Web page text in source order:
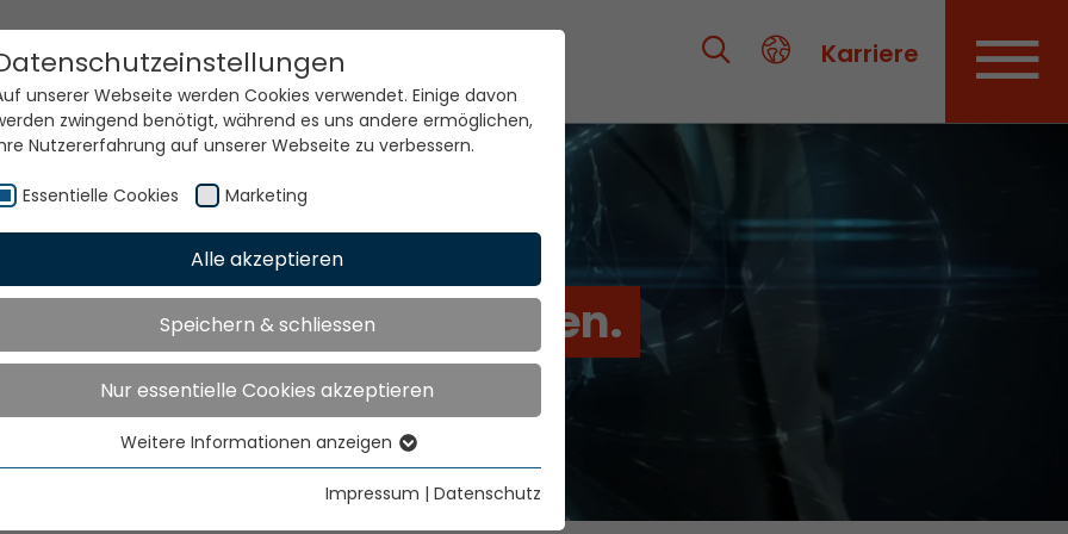
Karriere
Unsere Technologien.
unserer Webseite werden Cookies verwendet. Einige davon
zwingend benötigt, während es uns andere ermöglichen,
Nutzererfahrung auf unserer Webseite zu verbessern.
Essentielle Cookies Marketing
Alle akzeptieren
Speichern & schliessen
Nur essentielle Cookies akzeptieren
Essentielle Cookies
Essentielle Cookies werden für grundlegende Funktionen der
Webseite benötigt. Dadurch ist gewährleistet, dass die
Weitere Informationen anzeigen
Impressum | Datenschutz